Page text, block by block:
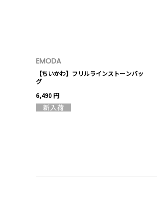
EMODA
【ちいかわ】フリルラインストーンバッ
グ
6,490 円